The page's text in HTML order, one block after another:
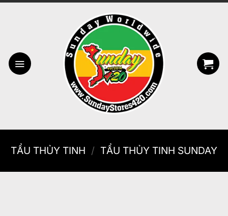
Bỏ
TẨU THỦY TINH / TẨU THỦY TINH SUNDAY